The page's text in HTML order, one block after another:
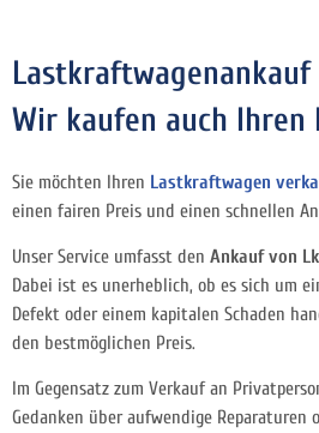
Lastkraftwagenankauf
Wir kaufen auch Ihren
Sie möchten Ihren Lastkraftwagen
einen fairen Preis und einen schnellen
Unser Service umfasst den Ankauf von
Dabei ist es unerheblich, ob es sich um
Defekt oder einem kapitalen Schaden
den bestmöglichen Preis.
Im Gegensatz zum Verkauf an
Gedanken über aufwendige Reparaturen